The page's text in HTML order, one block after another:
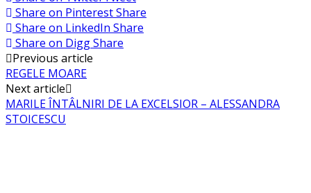
Share on PinterestShare
Share on LinkedIn Share
Share on DiggShare
Post
navigation
Previous article
REGELE MOARE
Next article
MARILE ÎNTÂLNIRI DE LA EXCELSIOR – ALESSANDRA
STOICESCU